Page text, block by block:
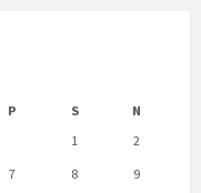
P S
N
1
2
7 8
9